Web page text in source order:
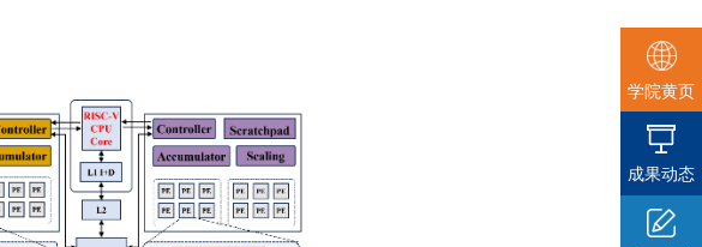
学院黄页
成果动态